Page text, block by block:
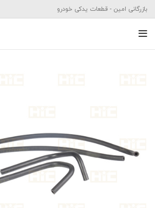
بازرگانی امین - قطعات یدکی خودرو